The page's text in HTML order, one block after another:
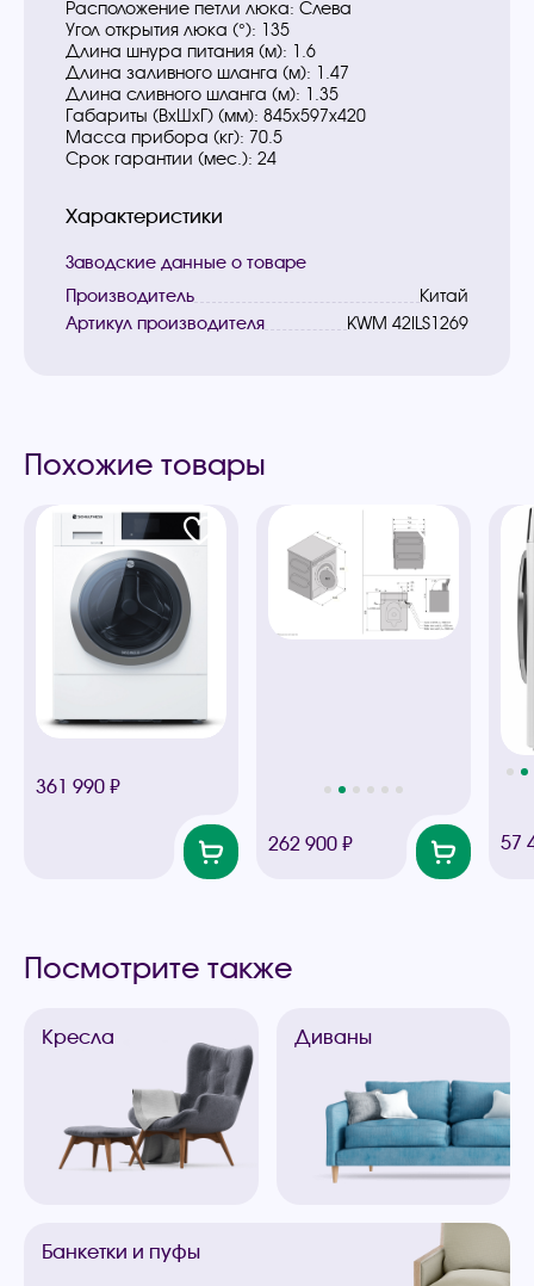
Расположение петли люка: Слева
Угол открытия люка (°): 135
Длина шнура питания (м): 1.6
Длина заливного шланга (м): 1.47
Длина сливного шланга (м): 1.35
Габариты (ВхШхГ) (мм): 845x597x420
Масса прибора (кг): 70.5
Срок гарантии (мес.): 24
Характеристики
Заводские данные о товаре
Производитель
Китай
Артикул производителя
KWM 42ILS1269
Похожие товары
361 990 ₽
262 900 ₽ 57
Посмотрите также
Кресла Диваны
Банкетки и пуфы